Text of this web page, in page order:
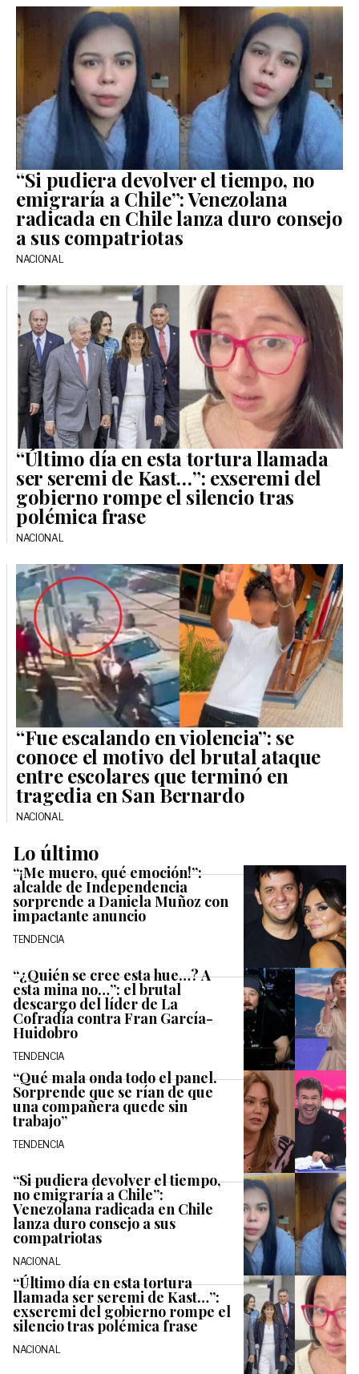
“Si pudiera devolver el tiempo, no
emigraría a Chile”: Venezolana
radicada en Chile lanza duro consejo
a sus compatriotas
NACIONAL
“Último día en esta tortura llamada
ser seremi de Kast…”: exseremi del
gobierno rompe el silencio tras
polémica frase
NACIONAL
“Fue escalando en violencia”: se
conoce el motivo del brutal ataque
entre escolares que terminó en
tragedia en San Bernardo
NACIONAL
Lo último
“¡Me muero, qué emoción!”:
alcalde de Independencia
sorprende a Daniela Muñoz con
impactante anuncio
TENDENCIA
“¿Quién se cree esta hue…? A
esta mina no…”: el brutal
descargo del líder de La
Cofradía contra Fran García-
Huidobro
TENDENCIA
“Qué mala onda todo el panel.
Sorprende que se rían de que
una compañera quede sin
trabajo”
TENDENCIA
“Si pudiera devolver el tiempo,
no emigraría a Chile”:
Venezolana radicada en Chile
lanza duro consejo a sus
compatriotas
NACIONAL
“Último día en esta tortura
llamada ser seremi de Kast…”:
exseremi del gobierno rompe el
silencio tras polémica frase
NACIONAL